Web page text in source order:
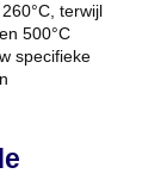
terwijl
500°C
specifieke